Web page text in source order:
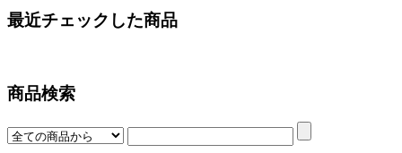
最近チェックした商品
商品検索